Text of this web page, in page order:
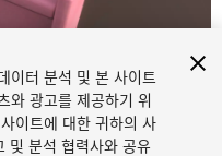
이터 분석 및 본 사이트
와 광고를 제공하기 위
이트에 대한 귀하의 사
및 분석 협력사와 공유